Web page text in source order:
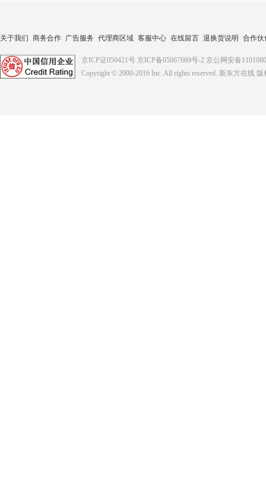
关于我们 商务合作 广告服务 代理商区域 客服中心 在线留言 退换货说明 合作伙
京ICP证050421号 京ICP备05067669号-2 京公网安备
Copyright © 2000-2016 Inc. All rights reserved. 新东方在线